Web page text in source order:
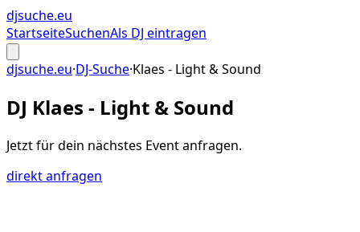
djsuche.eu
StartseiteSuchenAls DJ eintragen
djsuche.eu·DJ-Suche·Klaes - Light & Sound
DJ Klaes - Light & Sound
Jetzt für dein nächstes Eventanfragen.
direkt anfragen